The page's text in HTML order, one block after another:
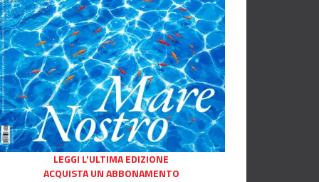
LEGGI L'ULTIMA EDIZIONE
ACQUISTA UN ABBONAMENTO